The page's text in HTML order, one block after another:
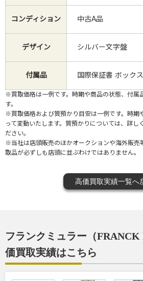
コンディション 中古A品
デザイン シルバー文字盤
付属品 国際保証書 ボックス
※買取価格は一例です。時期や商品の状態、付属
す。
※買取価格および質預かり目安は一例です。時期
って変動いたします。質預かりについては、詳し
ださい。
※当社は店頭販売のほかオークションや海外販売
取品が必ずしも店頭に並ぶわけではありません。
高価買取実績一覧へ
フランクミュラー（
価買取実績はこちら